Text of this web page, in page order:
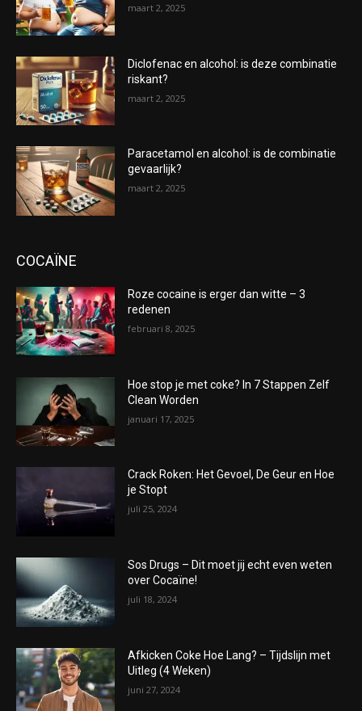
maart 2, 2025
Diclofenac en alcohol: is deze combinatie
riskant?
maart 2, 2025
Paracetamol en alcohol: is de combinatie
gevaarlijk?
maart 2, 2025
COCAÏNE
Roze cocaine is erger dan witte – 3
redenen
februari 8, 2025
Hoe stop je met coke? In 7 Stappen Zelf
Clean Worden
januari 17, 2025
Crack Roken: Het Gevoel, De Geur en Hoe
je Stopt
juli 25, 2024
Sos Drugs – Dit moet jij echt even weten
over Cocaïne!
juli 18, 2024
Afkicken Coke Hoe Lang? – Tijdslijn met
Uitleg (4 Weken)
juni 27, 2024